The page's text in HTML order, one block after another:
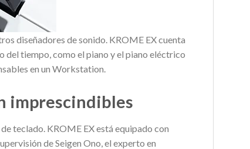
diseñadores de sonido. KROME EX cuenta
del tiempo, como el piano y el piano eléctrico
en un Workstation.
imprescindibles
teclado. KROME EX está equipado con
de Seigen Ono, el experto en